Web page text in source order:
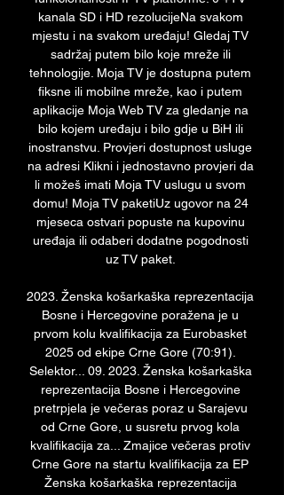
kanala SD i HD rezolucijeNa svakom
mjestu i na svakom uređaju! Gledaj TV
sadržaj putem bilo koje mreže ili
tehnologije. Moja TV je dostupna putem
fiksne ili mobilne mreže, kao i putem
aplikacije Moja Web TV za gledanje na
bilo kojem uređaju i bilo gdje u BiH ili
inostranstvu. Provjeri dostupnost usluge
na adresi Klikni i jednostavno provjeri da
li možeš imati Moja TV uslugu u svom
domu! Moja TV paketiUz ugovor na 24
mjeseca ostvari popuste na kupovinu
uređaja ili odaberi dodatne pogodnosti
uz TV paket.
2023. Ženska košarkaška reprezentacija
Bosne i Hercegovine poražena je u
prvom kolu kvalifikacija za Eurobasket
2025 od ekipe Crne Gore (70:91).
Selektor... 09. 2023. Ženska košarkaška
reprezentacija Bosne i Hercegovine
pretrpjela je večeras poraz u Sarajevu
od Crne Gore, u susretu prvog kola
kvalifikacija za... Zmajice večeras protiv
Crne Gore na startu kvalifikacija za EP
Ženska košarkaška reprezentacija